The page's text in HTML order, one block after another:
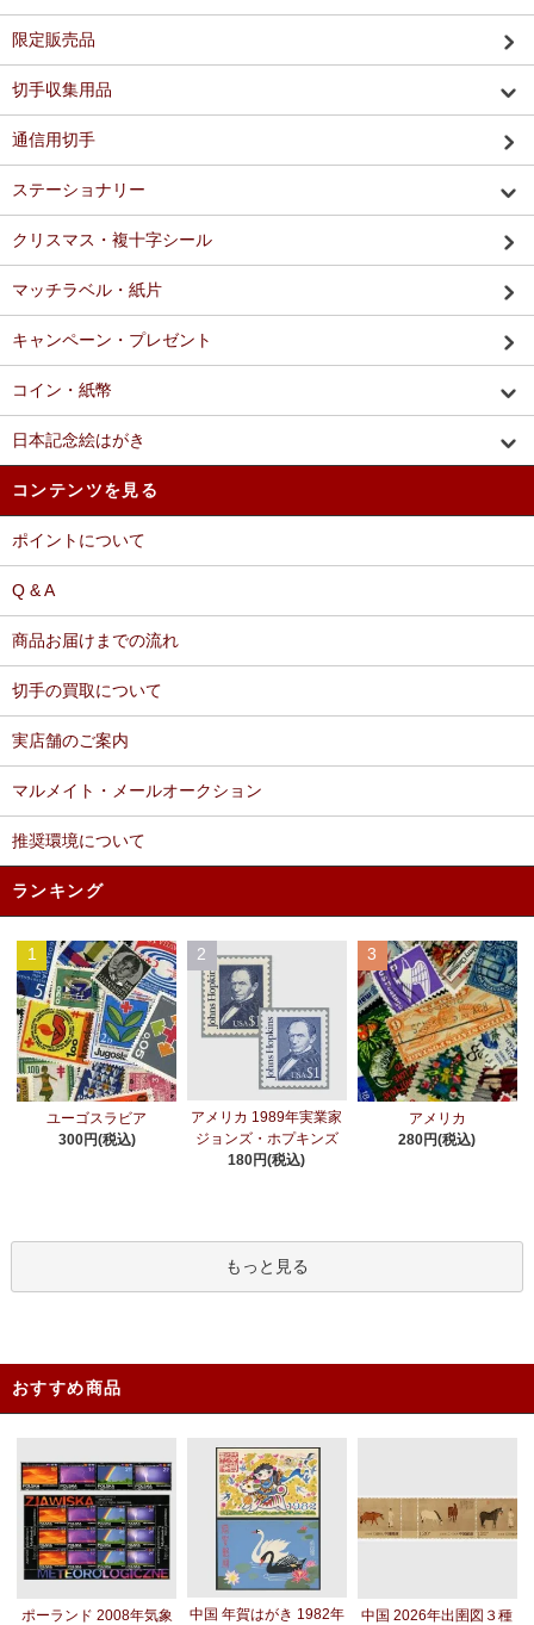
限定販売品
切手収集用品
通信用切手
ステーショナリー
クリスマス・複十字シール
マッチラベル・紙片
キャンペーン・プレゼント
コイン・紙幣
日本記念絵はがき
コンテンツを見る
ポイントについて
Q & A
商品お届けまでの流れ
切手の買取について
実店舗のご案内
マルメイト・メールオークション
推奨環境について
ランキング
1
ユーゴスラビア
300円(税込)
2
アメリカ 1989年実業家
ジョンズ・ホプキンズ
180円(税込)
3
アメリカ
280円(税込)
もっと見る
おすすめ商品
ポーランド 2008年気象
中国 年賀はがき 1982年
中国 2026年出圉図３種